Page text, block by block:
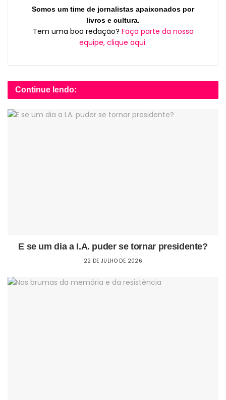
Somos um time de jornalistas apaixonados por
livros e cultura.
Tem uma boa redação? Faça parte da nossa
equipe, clique aqui.
Continue lendo:
E se um dia a I.A. puder se tornar presidente?
22 DE JULHO DE 2026